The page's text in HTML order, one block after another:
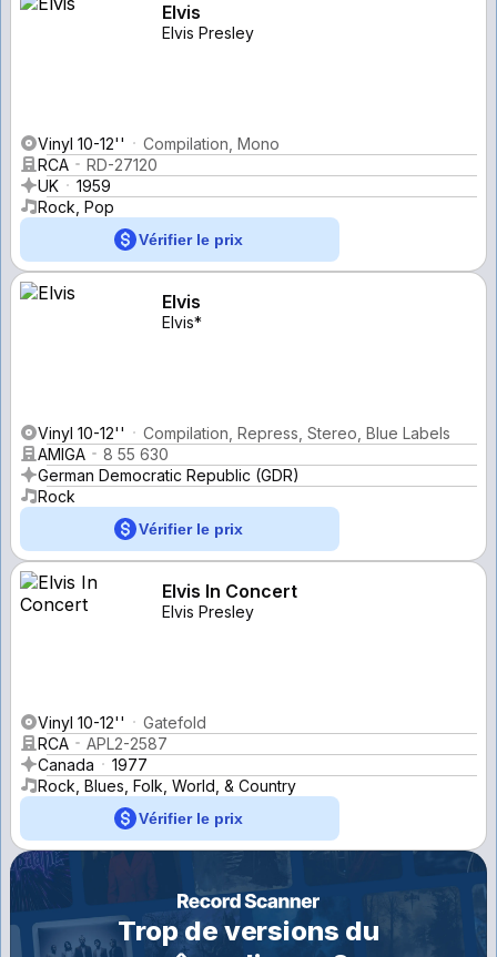
Elvis
Elvis Presley
Vinyl 10-12''
Compilation, Mono
RCA
RD-27120
UK
1959
Rock, Pop
Vérifier le prix
Elvis
Elvis*
Vinyl 10-12''
Compilation, Repress, Stereo, Blue Labels
AMIGA
8 55 630
German Democratic Republic (GDR)
Rock
Vérifier le prix
Elvis In Concert
Elvis Presley
Vinyl 10-12''
Gatefold
RCA
APL2-2587
Canada
1977
Rock, Blues, Folk, World, & Country
Vérifier le prix
Trop de versions du